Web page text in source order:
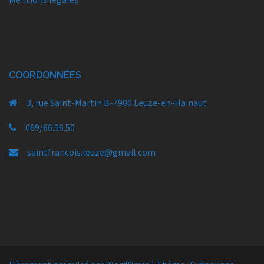
COORDONNÉES
3, rue Saint-Martin B-7900 Leuze-en-Hainaut
069/66.56.50
saintfrancois.leuze@gmail.com